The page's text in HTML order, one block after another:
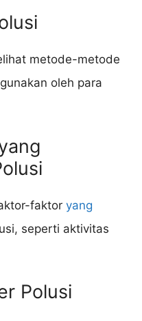
metode-metode
oleh para
faktor yang
seperti aktivitas
Polusi